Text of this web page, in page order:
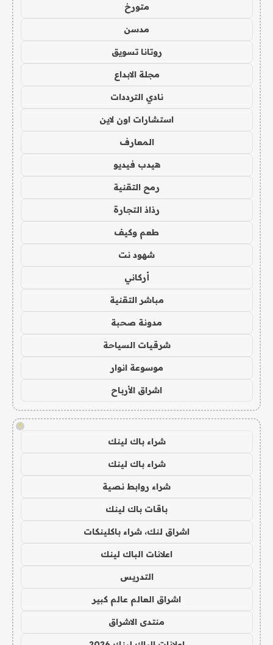
متورخ
مدسن
روتانا تسويق
مجلة الابداع
نادي الترددات
استشارات اون لاين
المعارف
هيدب فيديو
رمح التقنية
رذاذ التجارة
طعم وكيف
شهود نت
أركاني
مباشر التقنية
مدونة صحبة
شرقيات السياحة
موسوعة انوار
اشراق الأرباح
!
شراء باك لينك
شراء باك لينك
شراء روابط نصية
باقات باك لينك
اشراق لنك، شراء باكلينكات
اعلانات الباك لينك
التدريس
اشراق العالم عالم كبير
منتدى الاشراق